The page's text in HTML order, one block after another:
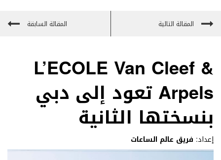
المقالة التالية المقالة السابقة
L’ECOLE Van Cleef &
Arpels تعود إلى دبي
بنسختها الثانية
إعداد: فريق عالم الساعات